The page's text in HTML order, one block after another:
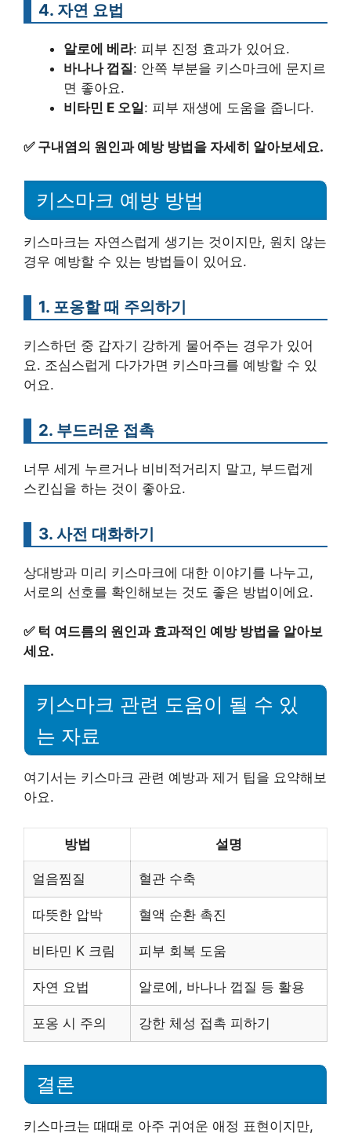
4. 자연 요법
알로에 베라: 피부 진정 효과가 있어요.
바나나 껍질: 안쪽 부분을 키스마크에 문지르
면 좋아요.
비타민 E 오일: 피부 재생에 도움을 줍니다.
✅ 구내염의 원인과 예방 방법을 자세히 알아보세요.
키스마크 예방 방법
키스마크는 자연스럽게 생기는 것이지만, 원치 않는
경우 예방할 수 있는 방법들이 있어요.
1. 포옹할 때 주의하기
키스하던 중 갑자기 강하게 물어주는 경우가 있어
요. 조심스럽게 다가가면 키스마크를 예방할 수 있
어요.
2. 부드러운 접촉
너무 세게 누르거나 비비적거리지 말고, 부드럽게
스킨십을 하는 것이 좋아요.
3. 사전 대화하기
상대방과 미리 키스마크에 대한 이야기를 나누고,
서로의 선호를 확인해보는 것도 좋은 방법이에요.
✅ 턱 여드름의 원인과 효과적인 예방 방법을 알아보
세요.
키스마크 관련 도움이 될 수 있
는 자료
여기서는 키스마크 관련 예방과 제거 팁을 요약해보
아요.
방법 설명
얼음찜질 혈관 수축
따뜻한 압박 혈액 순환 촉진
비타민 K 크림 피부 회복 도움
자연 요법 알로에, 바나나 껍질 등 활용
포옹 시 주의 강한 체성 접촉 피하기
결론
키스마크는 때때로 아주 귀여운 애정 표현이지만,